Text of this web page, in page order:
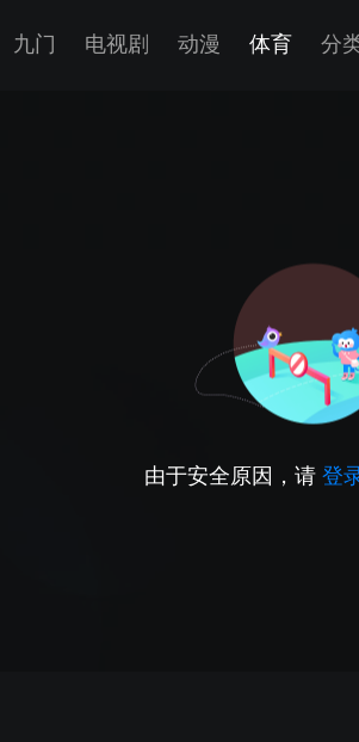
九门 电视剧 动漫 体育 分
由于安全原因，请 登